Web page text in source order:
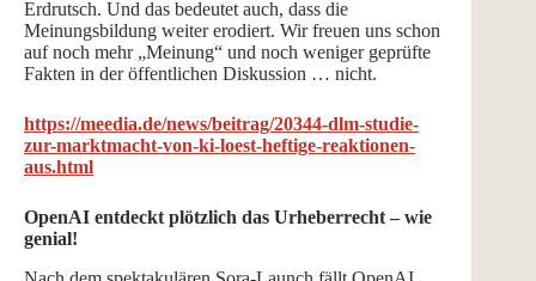
Erdrutsch. Und das bedeutet auch, dass die
Meinungsbildung weiter erodiert. Wir freuen uns schon
auf noch mehr „Meinung“ und noch weniger geprüfte
Fakten in der öffentlichen Diskussion … nicht.
https://meedia.de/news/beitrag/20344-dlm-studie-
zur-marktmacht-von-ki-loest-heftige-reaktionen-
aus.html
OpenAI entdeckt plötzlich das Urheberrecht – wie
genial!